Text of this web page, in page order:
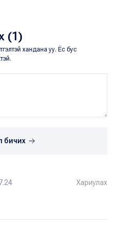
(1)
хандана уу. Ёс бус
бичих
Хариулах